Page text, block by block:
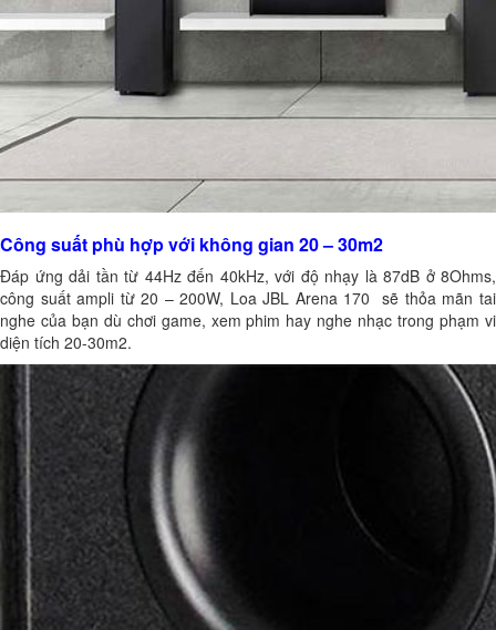
Công suất phù hợp với không gian 20 – 30m2
Đáp ứng dải tần từ 44Hz đến 40kHz, với độ nhạy là 87dB ở 8Ohms,
công suất ampli từ 20 – 200W, Loa JBL Arena 170 sẽ thỏa mãn tai
nghe của bạn dù chơi game, xem phim hay nghe nhạc trong phạm vi
diện tích 20-30m2.